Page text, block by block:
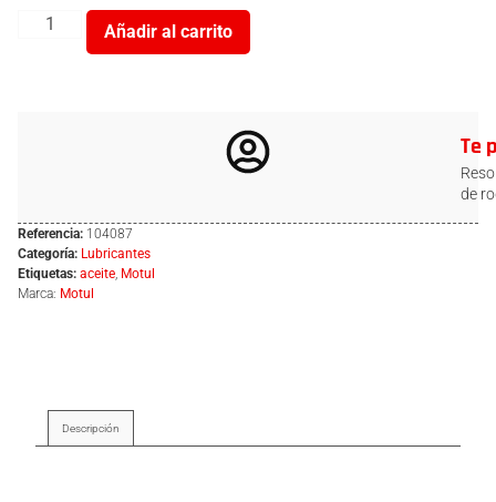
Añadir al carrito
Te
de
Referencia: 104087
Categoría: Lubricantes
Etiquetas: aceite, Motul
Marca: Motul
Descripción